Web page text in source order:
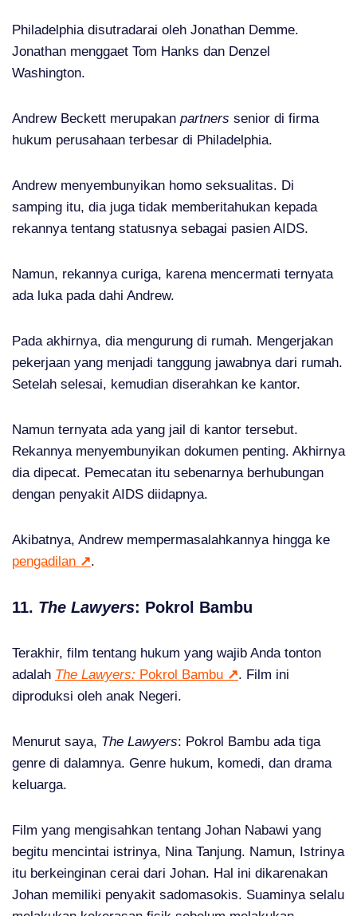
Philadelphia disutradarai oleh Jonathan Demme.
Jonathan menggaet Tom Hanks dan Denzel
Washington.
Andrew Beckett merupakan partners senior di firma
hukum perusahaan terbesar di Philadelphia.
Andrew menyembunyikan homo seksualitas. Di
samping itu, dia juga tidak memberitahukan kepada
rekannya tentang statusnya sebagai pasien AIDS.
Namun, rekannya curiga, karena mencermati ternyata
ada luka pada dahi Andrew.
Pada akhirnya, dia mengurung di rumah. Mengerjakan
pekerjaan yang menjadi tanggung jawabnya dari rumah.
Setelah selesai, kemudian diserahkan ke kantor.
Namun ternyata ada yang jail di kantor tersebut.
Rekannya menyembunyikan dokumen penting. Akhirnya
dia dipecat. Pemecatan itu sebenarnya berhubungan
dengan penyakit AIDS diidapnya.
Akibatnya, Andrew mempermasalahkannya hingga ke
pengadilan ↗.
11. The Lawyers: Pokrol Bambu
Terakhir, film tentang hukum yang wajib Anda tonton
adalah The Lawyers: Pokrol Bambu ↗. Film ini
diproduksi oleh anak Negeri.
Menurut saya, The Lawyers: Pokrol Bambu ada tiga
genre di dalamnya. Genre hukum, komedi, dan drama
keluarga.
Film yang mengisahkan tentang Johan Nabawi yang
begitu mencintai istrinya, Nina Tanjung. Namun, Istrinya
itu berkeinginan cerai dari Johan. Hal ini dikarenakan
Johan memiliki penyakit sadomasokis. Suaminya selalu